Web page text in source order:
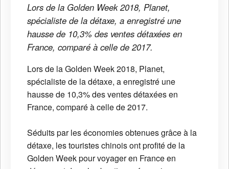
Lors de la Golden Week 2018, Planet,
spécialiste de la détaxe, a enregistré une
hausse de 10,3% des ventes détaxées en
France, comparé à celle de 2017.
Lors de la Golden Week 2018, Planet,
spécialiste de la détaxe, a enregistré une
hausse de 10,3% des ventes détaxées en
France, comparé à celle de 2017.
Séduits par les économies obtenues grâce à la
détaxe, les touristes chinois ont profité de la
Golden Week pour voyager en France en